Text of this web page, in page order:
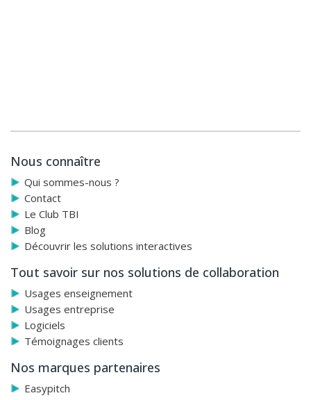
Nous connaître
Qui sommes-nous ?
Contact
Le Club TBI
Blog
Découvrir les solutions interactives
Tout savoir sur nos solutions de collaboration
Usages enseignement
Usages entreprise
Logiciels
Témoignages clients
Nos marques partenaires
Easypitch